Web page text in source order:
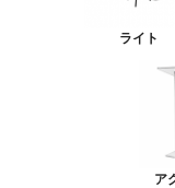
ライト
ア
トライベッカソファ